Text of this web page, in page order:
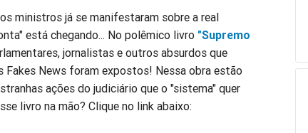
ministros já se manifestaram sobre a real
está chegando... No polêmico livro "Supremo
jornalistas e outros absurdos que
Fakes News foram expostos! Nessa obra estão
ações do judiciário que o "sistema" quer
livro na mão? Clique no link abaixo: